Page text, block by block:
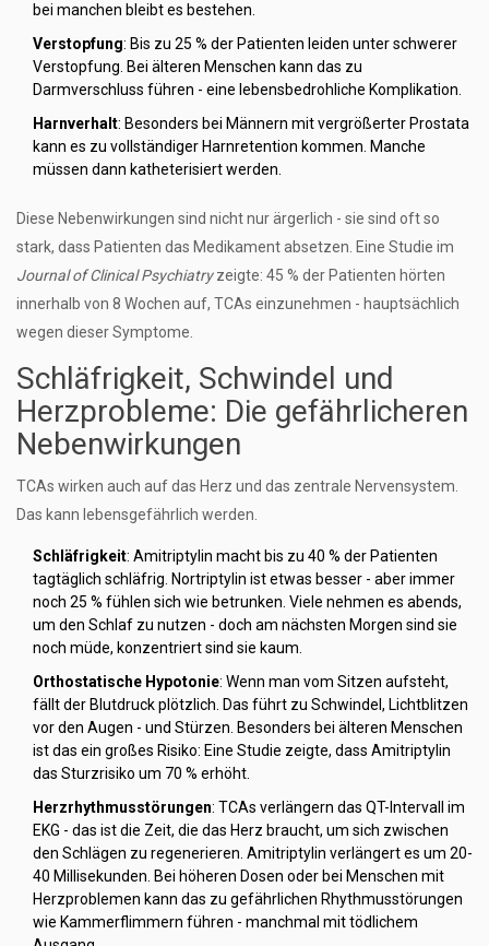
bei manchen bleibt es bestehen.
Verstopfung: Bis zu 25 % der Patienten leiden unter schwerer
Verstopfung. Bei älteren Menschen kann das zu
Darmverschluss führen - eine lebensbedrohliche Komplikation.
Harnverhalt: Besonders bei Männern mit vergrößerter Prostata
kann es zu vollständiger Harnretention kommen. Manche
müssen dann katheterisiert werden.
Diese Nebenwirkungen sind nicht nur ärgerlich - sie sind oft so
stark, dass Patienten das Medikament absetzen. Eine Studie im
Journal of Clinical Psychiatryzeigte: 45 % der Patienten hörten
innerhalb von 8 Wochen auf, TCAs einzunehmen - hauptsächlich
wegen dieser Symptome.
Schläfrigkeit, Schwindel und
Herzprobleme: Die gefährlicheren
Nebenwirkungen
TCAs wirken auch auf das Herz und das zentrale Nervensystem.
Das kann lebensgefährlich werden.
Schläfrigkeit: Amitriptylin macht bis zu 40 % der Patienten
tagtäglich schläfrig. Nortriptylin ist etwas besser - aber immer
noch 25 % fühlen sich wie betrunken. Viele nehmen es abends,
um den Schlaf zu nutzen - doch am nächsten Morgen sind sie
noch müde, konzentriert sind sie kaum.
Orthostatische Hypotonie: Wenn man vom Sitzen aufsteht,
fällt der Blutdruck plötzlich. Das führt zu Schwindel, Lichtblitzen
vor den Augen - und Stürzen. Besonders bei älteren Menschen
ist das ein großes Risiko: Eine Studie zeigte, dass Amitriptylin
das Sturzrisiko um 70 % erhöht.
Herzrhythmusstörungen: TCAs verlängern das QT-Intervall im
EKG - das ist die Zeit, die das Herz braucht, um sich zwischen
den Schlägen zu regenerieren. Amitriptylin verlängert es um 20-
40 Millisekunden. Bei höheren Dosen oder bei Menschen mit
Herzproblemen kann das zu gefährlichen Rhythmusstörungen
wie Kammerflimmern führen - manchmal mit tödlichem